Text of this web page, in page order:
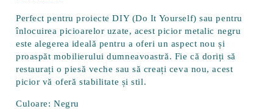
Perfect pentru proiecte DIY (Do It Yourself) sau pentru
înlocuirea picioarelor uzate, acest picior metalic negru
este alegerea ideală pentru a oferi un aspect nou și
proaspăt mobilierului dumneavoastră. Fie că doriți să
restaurați o piesă veche sau să creați ceva nou, acest
picior vă oferă stabilitate și stil.
Culoare: Negru